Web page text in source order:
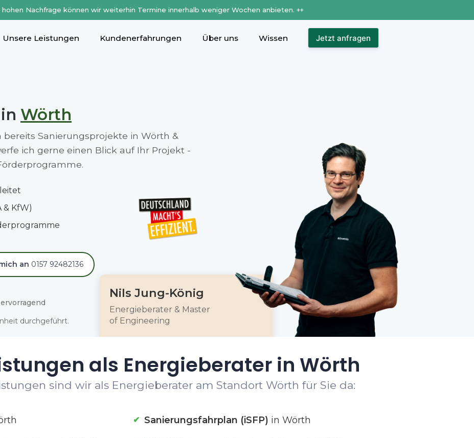
Nachfrage können wir weiterhin Termine innerhalb weniger Wochen anbieten. ++
Unsere Leistungen Kundenerfahrungen Über uns Wissen Jetzt anfragen
Wörth
Sanierungsprojekte in Wörth &
ich gerne einen Blick auf Ihr Projekt -
& KfW)
an 0157 92482136
durchgeführt.
Nils Jung-König
Energieberater & Master
of Engineering
als Energieberater in Wörth
sind wir als Energieberater am Standort Wörth für Sie da:
Sanierungsfahrplan (iSFP) in Wörth